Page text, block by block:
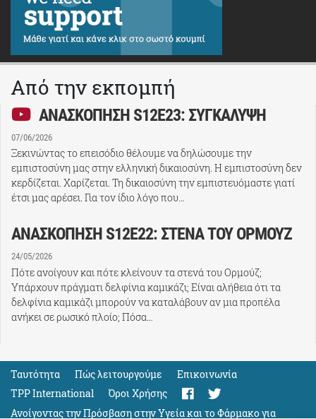
Από την εκπομπή
ΑΝΑΣΚΟΠΗΣΗ S12E23: ΣΥΓΚΑΛΥΨΗ
07/06/2026
Ξεκινώντας το επεισόδιο θέλουμε να δηλώσουμε την
εμπιστοσύνη μας στην ελληνική δικαιοσύνη. Η εμπιστοσύνη δεν
κερδίζεται. Χαρίζεται. Τη δικαιοσύνη την εμπιστευόμαστε γιατί
έτσι μας αρέσει. Για τον ίδιο λόγο που…
ΑΝΑΣΚΟΠΗΣΗ S12E22: ΣΤΕΝΑ ΤΟΥ ΟΡΜΟΥΖ
24/05/2026
Πότε ανοίγουν και πότε κλείνουν τα στενά του Ορμούζ;
Υπάρχουν πράγματι δελφίνια καμικάζι; Είναι αλήθεια ότι τα
δελφίνια καμικάζι μπορούν να καταλάβουν αν μια προπέλα
ανήκει σε ρωσικό πλοίο; Πόσα…
Ταυτότητα Πώς λειτουργούμε
Eπικοινωνία
TPP International
Όροι Χρήσης
Ανοίγοντας την Πρόσβαση στην Υγεία και το Φάρμακο για